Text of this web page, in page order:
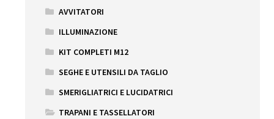
AVVITATORI
ILLUMINAZIONE
KIT COMPLETI M12
SEGHE E UTENSILI DA TAGLIO
SMERIGLIATRICI E LUCIDATRICI
TRAPANI E TASSELLATORI